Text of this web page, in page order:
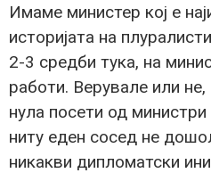
Имаме министер кој е
историјата на
2-3 средби тука, на
работи. Верувале или
нула посети од
ниту еден сосед не
никакви дипломатски